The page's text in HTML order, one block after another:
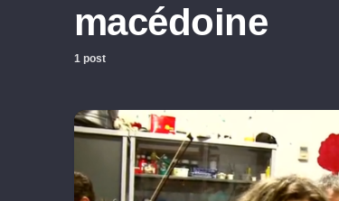
macédoine
1 post